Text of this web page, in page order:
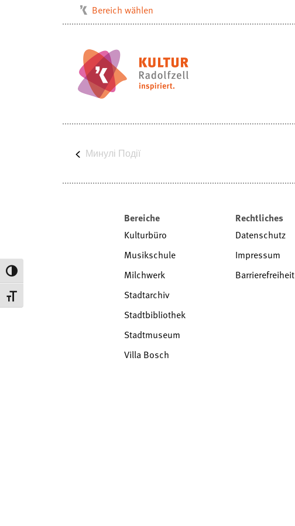
Toggle High Contrast
Toggle Font size
Bereich wählen
Milchwerk
Musikschule
Stadtarchiv
Villa Bosch
Минулі Події
Bereiche
Kulturbüro
Musikschule
Milchwerk
Stadtarchiv
Stadtbibliothek
Stadtmuseum
Villa Bosch
Rechtliches
Datenschutz
Impressum
Barrierefreiheit